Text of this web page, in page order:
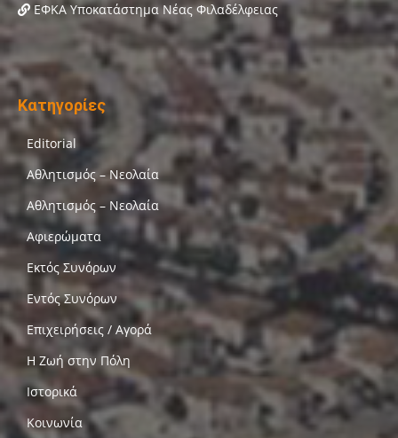
ΕΦΚΑ Υποκατάστημα Νέας Φιλαδέλφειας
Κατηγορίες
Editorial
Αθλητισμός – Νεολαία
Αθλητισμός – Νεολαία
Αφιερώματα
Εκτός Συνόρων
Εντός Συνόρων
Επιχειρήσεις / Αγορά
Η Ζωή στην Πόλη
Ιστορικά
Κοινωνία